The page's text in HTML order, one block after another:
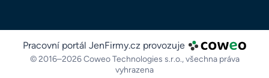
Pracovní portál JenFirmy.cz provozuje
© 2016–2026 Coweo Technologies s.r.o.,všechna práva
vyhrazena